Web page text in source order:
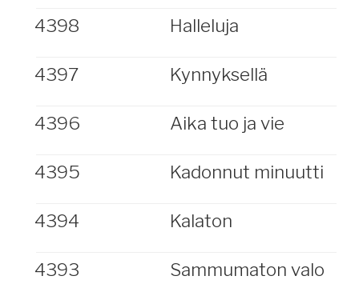
4398 Halleluja
4397 Kynnyksellä
4396 Aika tuo ja vie
4395 Kadonnut minuutti
4394 Kalaton
4393 Sammumaton valo